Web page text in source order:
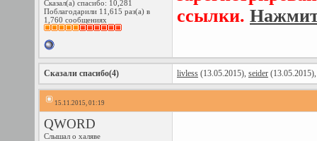
Сказал(а) спасибо: 10,281
Поблагодарили 11,615 раз(а) в
1,760 сообщениях
ссылки.
Сказали спасибо(4) livless (13.05.2015), seider
15.11.2015, 01:19
QWORD
Слышал о халяве